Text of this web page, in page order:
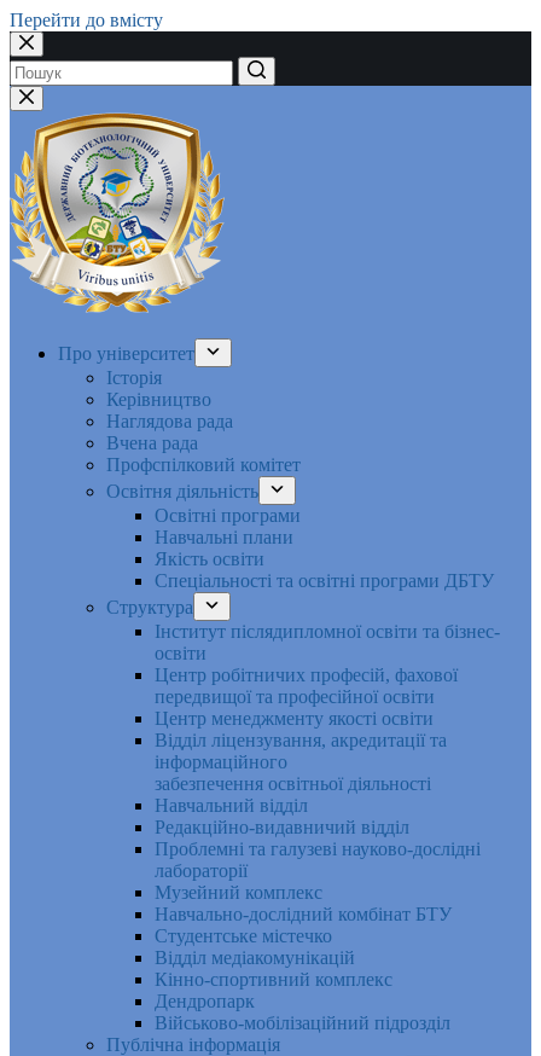
Перейти до вмісту
Немає
результатів
Про університет
Історія
Керівництво
Наглядова рада
Вчена рада
Профспілковий комітет
Освітня діяльність
Освітні програми
Навчальні плани
Якість освіти
Спеціальності та освітні програми ДБТУ
Структура
Інститут післядипломної освіти та бізнес-
освіти
Центр робітничих професій, фахової
передвищої та професійної освіти
Центр менеджменту якості освіти
Відділ ліцензування, акредитації та
інформаційного
забезпечення освітньої діяльності
Навчальний відділ
Редакційно-видавничий відділ
Проблемні та галузеві науково-дослідні
лабораторії
Музейний комплекс
Навчально-дослідний комбінат БТУ
Студентське містечко
Відділ медіакомунікацій
Кінно-спортивний комплекс
Дендропарк
Військово-мобілізаційний підрозділ
Публічна інформація